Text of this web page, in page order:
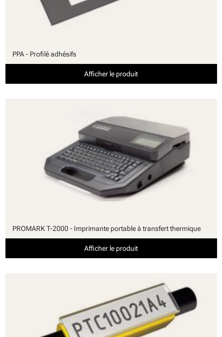
PPA - Profilé adhésifs
Afficher le produit
PROMARK T-2000 - Imprimante portable à transfert thermique
Afficher le produit